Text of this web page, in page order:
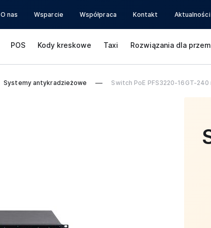
O nas Wsparcie Współpraca Kontakt Aktualności
POS Kody kreskowe Taxi Rozwiązania dla
Systemy antykradzieżowe Switch PoE PFS3220-16GT-